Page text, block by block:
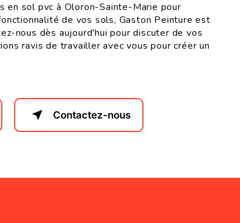
en sol pvc à Oloron-Sainte-Marie pour
de vos sols, Gaston Peinture est
nous dès aujourd'hui pour discuter de vos
ravis de travailler avec vous pour créer un
Contactez-nous